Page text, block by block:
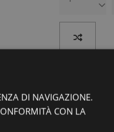
DI NAVIGAZIONE.
CON LA